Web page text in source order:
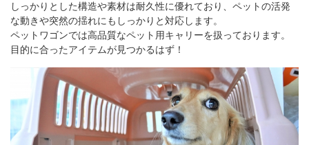
しっかりとした構造や素材は耐久性に優れており、ペットの活発
な動きや突然の揺れにもしっかりと対応します。
ペットワゴンでは高品質なペット用キャリーを扱っております。
目的に合ったアイテムが見つかるはず！